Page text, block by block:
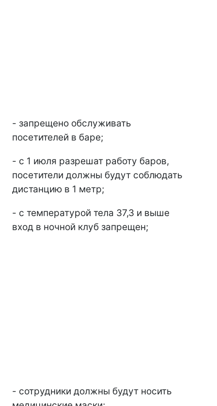
- запрещено обслуживать
посетителей в баре;
- с 1 июля разрешат работу баров,
посетители должны будут соблюдать
дистанцию в 1 метр;
- с температурой тела 37,3 и выше
вход в ночной клуб запрещен;
- сотрудники должны будут носить